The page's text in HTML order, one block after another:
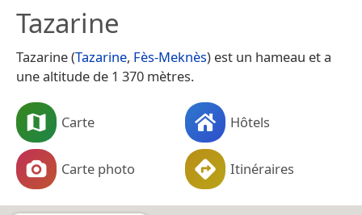
Tazarine
Tazarine (Tazarine, Fès-Meknès) est un hameau et a
une altitude de 1 370 mètres.
Carte Hôtels
Carte photo Itinéraires